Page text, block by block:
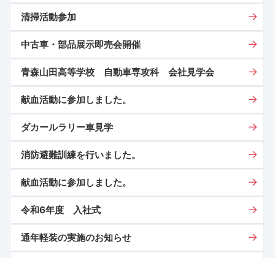
清掃活動参加
中古車・部品展示即売会開催
青森山田高等学校 自動車専攻科 会社見学会
献血活動に参加しました。
ダカールラリー車見学
消防避難訓練を行いました。
献血活動に参加しました。
令和6年度 入社式
通年軽装の実施のお知らせ